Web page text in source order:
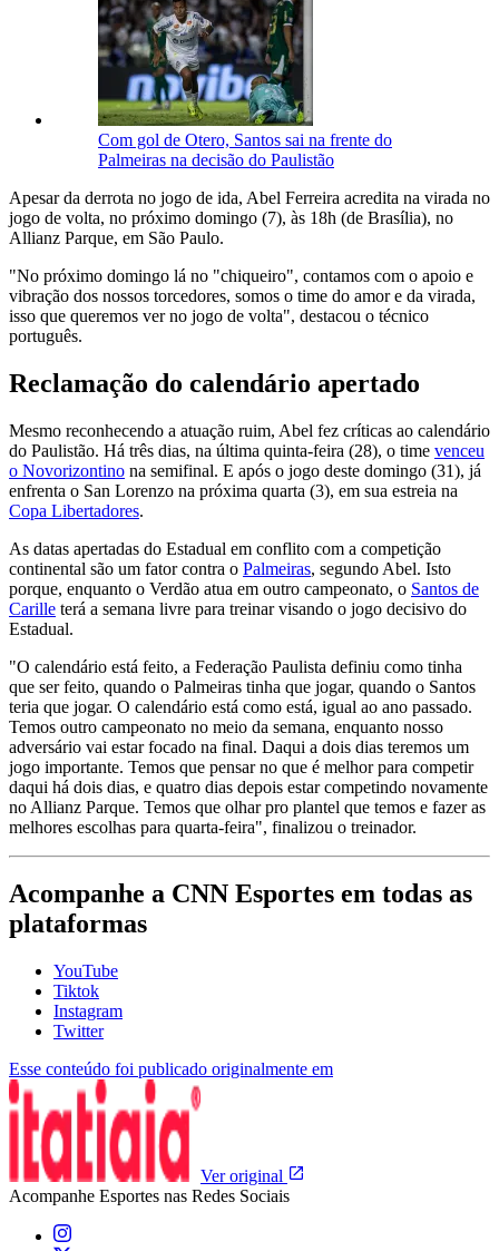
Com gol de Otero, Santos sai na frente do
Palmeiras na decisão do Paulistão
Apesar da derrota no jogo de ida, Abel Ferreira acredita na virada no
jogo de volta, no próximo domingo (7), às 18h (de Brasília), no
Allianz Parque, em São Paulo.
"No próximo domingo lá no "chiqueiro", contamos com o apoio e
vibração dos nossos torcedores, somos o time do amor e da virada,
isso que queremos ver no jogo de volta", destacou o técnico
português.
Reclamação do calendário apertado
Mesmo reconhecendo a atuação ruim, Abel fez críticas ao calendário
do Paulistão. Há três dias, na última quinta-feira (28), o time venceu
o Novorizontino na semifinal. E após o jogo deste domingo (31), já
enfrenta o San Lorenzo na próxima quarta (3), em sua estreia na
Copa Libertadores.
As datas apertadas do Estadual em conflito com a competição
continental são um fator contra o Palmeiras, segundo Abel. Isto
porque, enquanto o Verdão atua em outro campeonato, o Santos de
Carille terá a semana livre para treinar visando o jogo decisivo do
Estadual.
"O calendário está feito, a Federação Paulista definiu como tinha
que ser feito, quando o Palmeiras tinha que jogar, quando o Santos
teria que jogar. O calendário está como está, igual ao ano passado.
Temos outro campeonato no meio da semana, enquanto nosso
adversário vai estar focado na final. Daqui a dois dias teremos um
jogo importante. Temos que pensar no que é melhor para competir
daqui há dois dias, e quatro dias depois estar competindo novamente
no Allianz Parque. Temos que olhar pro plantel que temos e fazer as
melhores escolhas para quarta-feira", finalizou o treinador.
Acompanhe a CNN Esportes em todas as
plataformas
YouTube
Tiktok
Instagram
Twitter
Esse conteúdo foi publicado originalmente em
Ver original
Acompanhe Esportes nas Redes Sociais